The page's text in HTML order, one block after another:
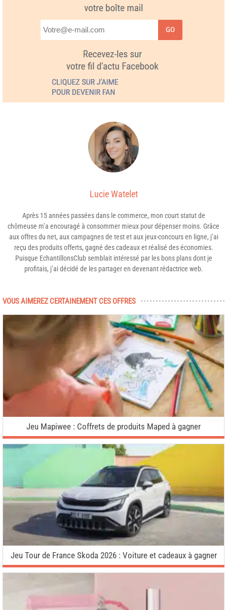
GO
Lucie Watelet
Après 15 années passées dans le commerce, mon court statut de
chômeuse m’a encouragé à consommer mieux pour dépenser moins. Grâce
aux offres du net, aux campagnes de test et aux jeux-concours en ligne, j’ai
reçu des produits offerts, gagné des cadeaux et réalisé des économies.
Puisque EchantillonsClub semblait intéressé par les bons plans dont je
profitais, j’ai décidé de les partager en devenant rédactrice web.
VOUS AIMEREZ CERTAINEMENT CES OFFRES
Jeu Mapiwee : Coffrets de produits Maped à gagner
Jeu Tour de France Skoda 2026 : Voiture et cadeaux à gagner